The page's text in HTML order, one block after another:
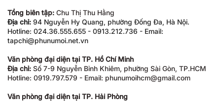
Tổng biên tập: Chu Thị Thu Hằng
Địa chỉ: 94 Nguyễn Hy Quang, phường Đống Đa, Hà Nội.
Hotline: 024.36.555.655 - 0913.212.736 - Email:
tapchi@phunumoi.net.vn
Văn phòng đại diện tại TP. Hồ Chí Minh
Địa chỉ: Số 7-9 Nguyễn Bỉnh Khiêm, phường Sài Gòn, TP.HCM
Hotline: 0919.797.579 - Email: phunumoihcm@gmail.com
Văn phòng đại diện tại TP. Hải Phòng